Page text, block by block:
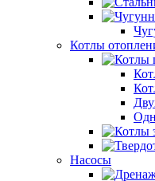
Котлы
Насосы